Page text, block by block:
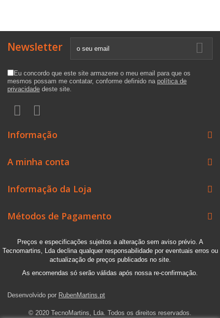
Newsletter
Eu concordo que este site armazene o meu email para que os
mesmos possam me contatar, conforme definido na política de
privacidade deste site.
Informação
A minha conta
Informação da Loja
Métodos de Pagamento
Preços e especificações sujeitos a alteração sem aviso prévio. A
Tecnomartins, Lda declina qualquer responsabilidade por eventuais erros ou
actualização de preços publicados no site.
As encomendas só serão válidas após nossa re-confirmação.
Desenvolvido por RubenMartins.pt
© 2020 TecnoMartins, Lda. Todos os direitos reservados.